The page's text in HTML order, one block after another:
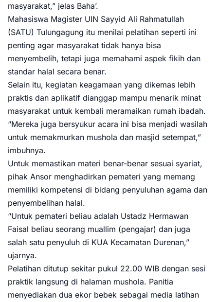
masyarakat,” jelas Baha’.
Mahasiswa Magister UIN Sayyid Ali Rahmatullah
(SATU) Tulungagung itu menilai pelatihan seperti ini
penting agar masyarakat tidak hanya bisa
menyembelih, tetapi juga memahami aspek fikih dan
standar halal secara benar.
Selain itu, kegiatan keagamaan yang dikemas lebih
praktis dan aplikatif dianggap mampu menarik minat
masyarakat untuk kembali meramaikan rumah ibadah.
“Mereka juga bersyukur acara ini bisa menjadi wasilah
untuk memakmurkan mushola dan masjid setempat,”
imbuhnya.
Untuk memastikan materi benar-benar sesuai syariat,
pihak Ansor menghadirkan pemateri yang memang
memiliki kompetensi di bidang penyuluhan agama dan
penyembelihan halal.
“Untuk pemateri beliau adalah Ustadz Hermawan
Faisal beliau seorang muallim (pengajar) dan juga
salah satu penyuluh di KUA Kecamatan Durenan,”
ujarnya.
Pelatihan ditutup sekitar pukul 22.00 WIB dengan sesi
praktik langsung di halaman mushola. Panitia
menyediakan dua ekor bebek sebagai media latihan